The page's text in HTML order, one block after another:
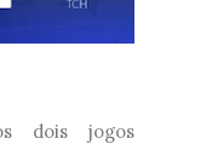
dois jogos